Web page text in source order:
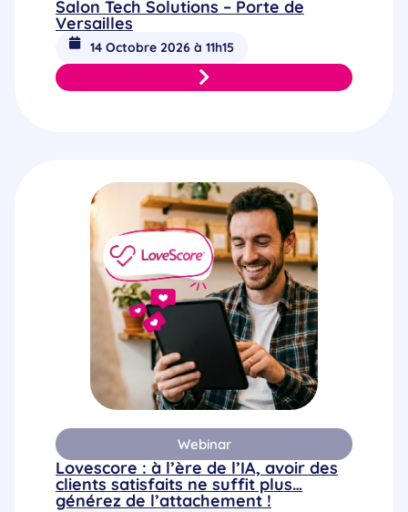
Salon Tech Solutions – Porte de
Versailles
14 Octobre 2026 à 11h15
Webinar
Lovescore : à l’ère de l’IA, avoir des
clients satisfaits ne suffit plus…
générez de l’attachement !